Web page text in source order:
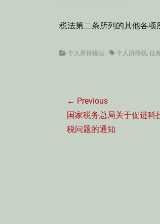
税法第二条所列的其他各项
Categories
个人所得税法 Tags个人所得税, 征
章
导
航
← Previous
Previous
post:
国家税务总局关于促进科
税问题的通知